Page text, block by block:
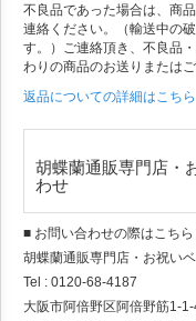
不良品であった場合は、商
連絡ください。（輸送中の
す。）ご連絡頂き、不良品
わりの商品のお送りまたは
返品についての詳細はこちら
胡蝶蘭通販専門店・
わせ
■ お問い合わせの際はこち
胡蝶蘭通販専門店・お祝い
Tel : 0120-68-4187
大阪市阿倍野区阿倍野筋1-